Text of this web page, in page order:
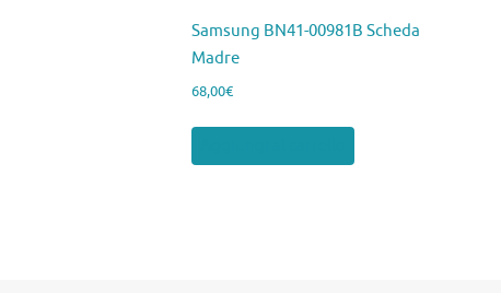
Samsung BN41-00981B Scheda
Madre
68,00€